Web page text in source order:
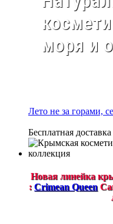
моря и
Лето не за горами,
Бесплатная
Новая линейка
: Crimean Queen